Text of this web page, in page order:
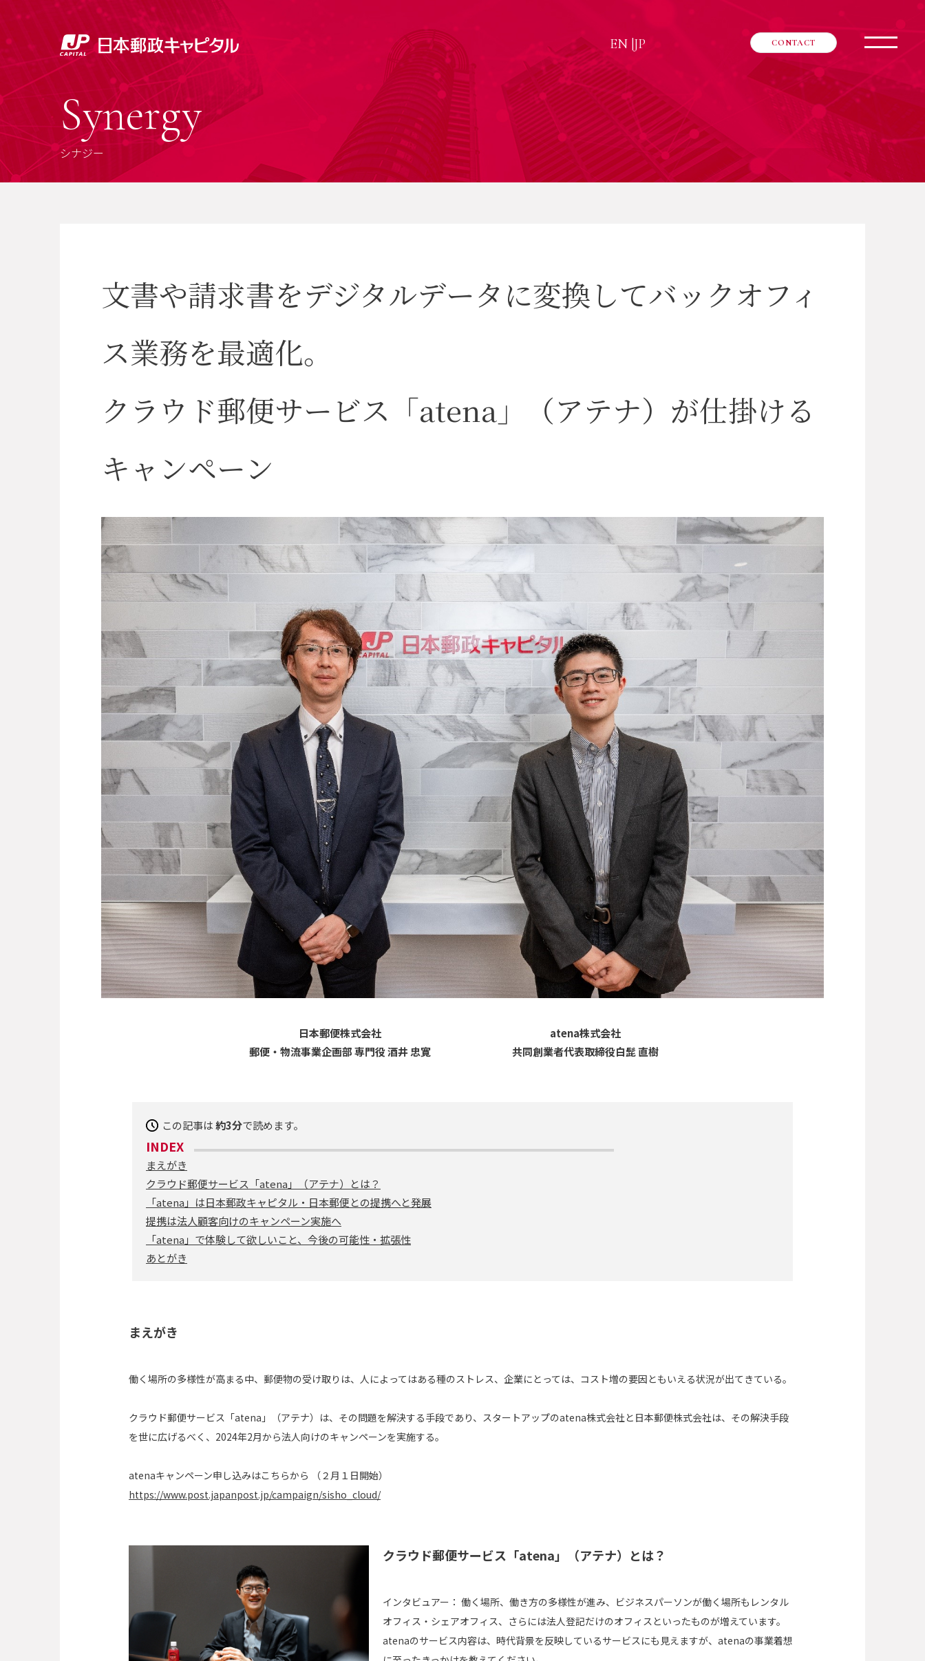
EN JP CONTACT
Synergy
シナジー
文書や請求書をデジタルデータに変換してバックオフィ
ス業務を最適化。
クラウド郵便サービス「atena」（アテナ）が仕掛ける
キャンペーン
日本郵便株式会社
郵便・物流事業企画部 専門役 酒井 忠寛
atena株式会社
共同創業者代表取締役白髭 直樹
この記事は約3分で読めます。
INDEX
まえがき
クラウド郵便サービス「atena」（アテナ）とは？
「atena」は日本郵政キャピタル・日本郵便との提携へと発展
提携は法人顧客向けのキャンペーン実施へ
「atena」で体験して欲しいこと、今後の可能性・拡張性
あとがき
まえがき
働く場所の多様性が高まる中、郵便物の受け取りは、人によってはある種のストレス、企業にとっては、コスト増の要因ともいえる状況が出てきている。
クラウド郵便サービス「atena」（アテナ）は、その問題を解決する手段であり、スタートアップのatena株式会社と日本郵便株式会社は、その解決手段
を世に広げるべく、2024年2月から法人向けのキャンペーンを実施する。
atenaキャンペーン申し込みはこちらから （２月１日開始）
https://www.post.japanpost.jp/campaign/sisho_cloud/
クラウド郵便サービス「atena」（アテナ）とは？
インタビュアー： 働く場所、働き方の多様性が進み、ビジネスパーソンが働く場所もレンタル
オフィス・シェアオフィス、さらには法人登記だけのオフィスといったものが増えています。
atenaのサービス内容は、時代背景を反映しているサービスにも見えますが、atenaの事業着想